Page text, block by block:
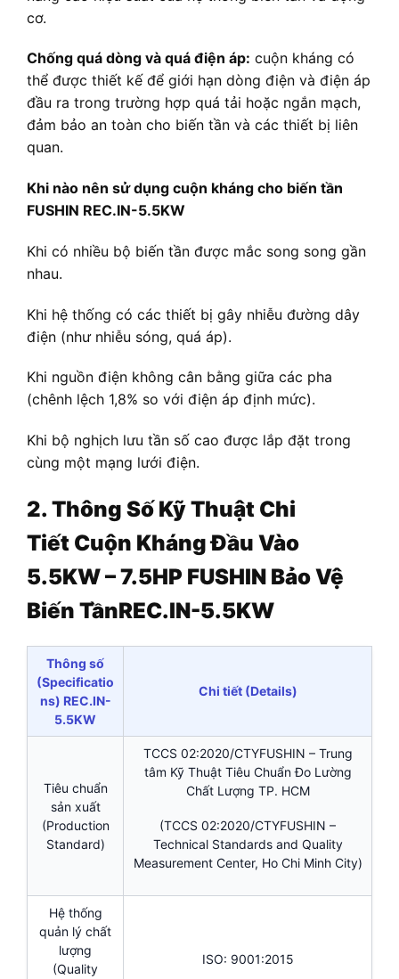
cơ.
Chống quá dòng và quá điện áp: cuộn kháng có
thể được thiết kế để giới hạn dòng điện và điện áp
đầu ra trong trường hợp quá tải hoặc ngắn mạch,
đảm bảo an toàn cho biến tần và các thiết bị liên
quan.
Khi nào nên sử dụng cuộn kháng cho biến tần
FUSHIN REC.IN-5.5KW
Khi có nhiều bộ biến tần được mắc song song gần
nhau.
Khi hệ thống có các thiết bị gây nhiễu đường dây
điện (như nhiễu sóng, quá áp).
Khi nguồn điện không cân bằng giữa các pha
(chênh lệch 1,8% so với điện áp định mức).
Khi bộ nghịch lưu tần số cao được lắp đặt trong
cùng một mạng lưới điện.
2. Thông Số Kỹ Thuật Chi
Tiết Cuộn Kháng Đầu Vào
5.5KW – 7.5HP FUSHIN Bảo Vệ
Biến TầnREC.IN-5.5KW
Thông số
(Specificatio
ns) REC.IN-
5.5KW
Chi tiết (Details)
Tiêu chuẩn
sản xuất
(Production
Standard)
TCCS 02:2020/CTYFUSHIN – Trung
tâm Kỹ Thuật Tiêu Chuẩn Đo Lường
Chất Lượng TP. HCM
(TCCS 02:2020/CTYFUSHIN –
Technical Standards and Quality
Measurement Center, Ho Chi Minh City)
Hệ thống
quản lý chất
lượng
(Quality
ISO: 9001:2015